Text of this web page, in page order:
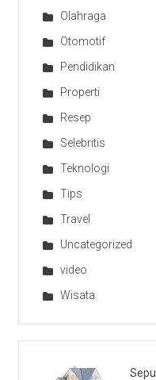
Olahraga
Otomotif
Pendidikan
Properti
Resep
Selebritis
Teknologi
Tips
Travel
Uncategorized
video
Wisata